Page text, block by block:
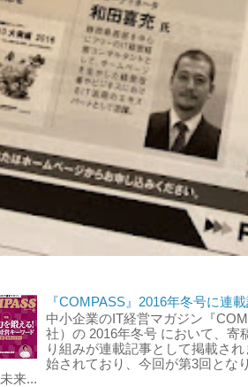
『COMPASS』2016年冬号に連
中小企業のIT経営マガジン『
社）の 2016年冬号 において、寄
り組みが連載記事として掲載さ
始されており、今回が第3回とな
来...